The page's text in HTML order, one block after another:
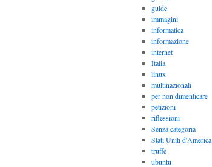
guide
immagini
informatica
informazione
internet
Italia
linux
multinazionali
per non dimenticare
petizioni
riflessioni
Senza categoria
Stati Uniti d'America
truffe
ubuntu